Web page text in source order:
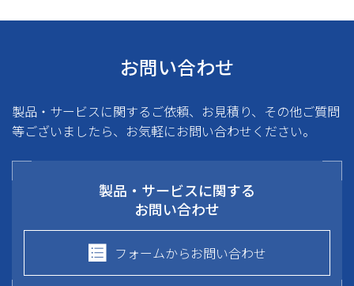
お問い合わせ
製品・サービスに関するご依頼、お見積り、その他ご質問
等ございましたら、お気軽にお問い合わせください。
製品・サービスに関する
お問い合わせ
フォームからお問い合わせ